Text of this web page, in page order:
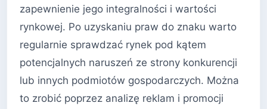
zapewnienie jego integralności i wartości
rynkowej. Po uzyskaniu praw do znaku warto
regularnie sprawdzać rynek pod kątem
potencjalnych naruszeń ze strony konkurencji
lub innych podmiotów gospodarczych. Można
to zrobić poprzez analizę reklam i promocji